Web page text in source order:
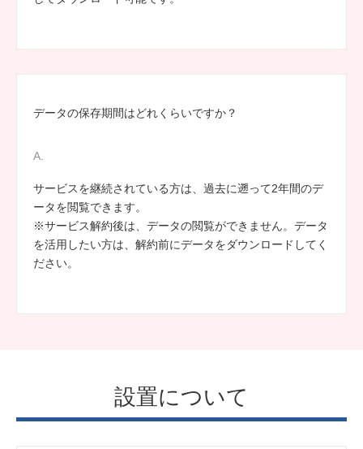
データの保存期間はどれくらいですか？
サービスを継続されている方は、過去に遡って2年間のデ
ータを閲覧できます。
※サービス解約後は、データの閲覧ができません。データ
を活用したい方は、解約前にデータをダウンロードしてく
ださい。
設置について